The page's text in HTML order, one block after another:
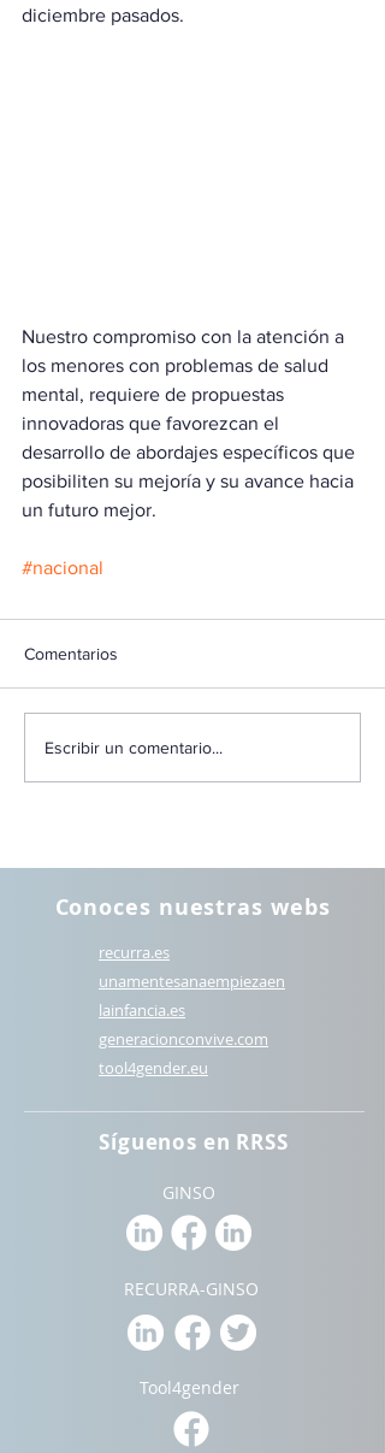
diciembre pasados.
Nuestro compromiso con la atención a
los menores con problemas de salud
mental, requiere de propuestas
innovadoras que favorezcan el
desarrollo de abordajes específicos que
posibiliten su mejoría y su avance hacia
un futuro mejor.
#nacional
Comentarios
Escribir un comentario...
Conoces nuestras webs
recurra.es
unamentesanaempiezaen
lainfancia.es
generacionconvive.com
tool4gender.eu
Síguenos en RRSS
GINSO
RECURRA-GINSO
Tool4gender